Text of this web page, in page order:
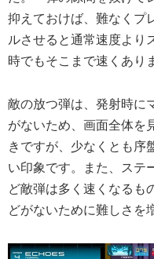
抑えておけば、難なくプ
ルさせると通常速度より
時でもそこまで速くあり
敵の放つ弾は、発射時に
がないため、画面全体を
きですが、少なくとも序
い印象です。また、ステ
ど敵弾は多く速くなるも
どがないために難しさを